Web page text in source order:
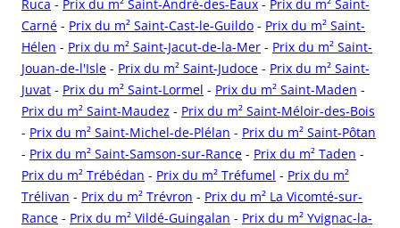
Ruca - Prix du m² Saint-André-des-Eaux - Prix du m² Saint-
Carné - Prix du m² Saint-Cast-le-Guildo - Prix du m² Saint-
Hélen - Prix du m² Saint-Jacut-de-la-Mer - Prix du m² Saint-
Jouan-de-l'Isle - Prix du m² Saint-Judoce - Prix du m² Saint-
Juvat - Prix du m² Saint-Lormel - Prix du m² Saint-Maden -
Prix du m² Saint-Maudez - Prix du m² Saint-Méloir-des-Bois
- Prix du m² Saint-Michel-de-Plélan - Prix du m² Saint-Pôtan
- Prix du m² Saint-Samson-sur-Rance - Prix du m² Taden -
Prix du m² Trébédan - Prix du m² Tréfumel - Prix du m²
Trélivan - Prix du m² Trévron - Prix du m² La Vicomté-sur-
Rance - Prix du m² Vildé-Guingalan - Prix du m² Yvignac-la-